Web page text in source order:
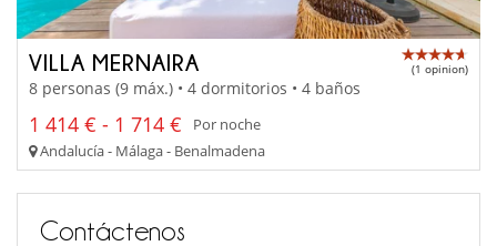
VILLA MERNAIRA (1 opinion)
8 personas (9 máx.) • 4 dormitorios • 4 baños
1 414 € - 1 714 €
Por noche
Andalucía - Málaga - Benalmadena
Contáctenos